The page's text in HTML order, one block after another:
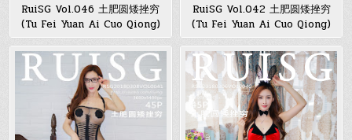
RuiSG Vol.046 土肥圆矮挫穷
(Tu Fei Yuan Ai Cuo Qiong)
RuiSG Vol.042 土肥圆矮挫穷
(Tu Fei Yuan Ai Cuo Qiong)